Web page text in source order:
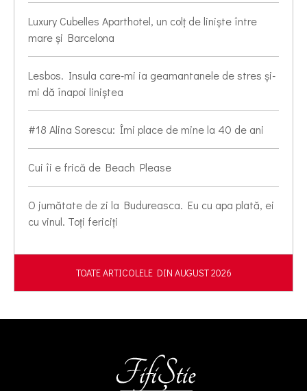
Luxury Cubelles Aparthotel, un colț de liniște între
mare și Barcelona
Lesbos. Insula care-mi ia geamantanele de stres și-
mi dă înapoi liniștea
#18 Alina Sorescu: Îmi place de mine la 40 de ani
Cui îi e frică de Beach Please
O jumătate de zi la Budureasca. Eu cu apa plată, ei
cu vinul. Toți fericiți
TOATE ARTICOLELE DIN AUGUST 2026